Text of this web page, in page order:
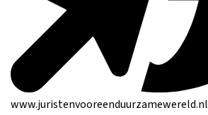
www.juristenvooreenduurzamewereld.nl